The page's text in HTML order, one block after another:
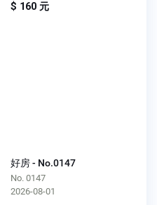
$ 160 元
好房 - No.0147
No. 0147
2026-08-01